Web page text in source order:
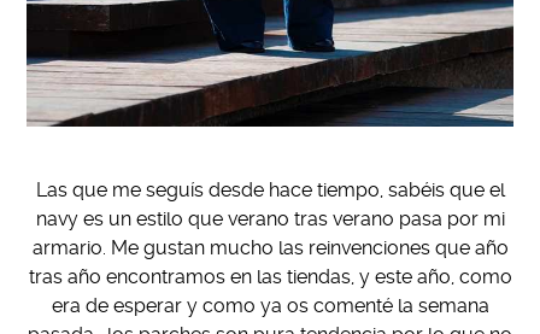
Las que me seguís desde hace tiempo, sabéis que el
navy es un estilo que verano tras verano pasa por mi
armario. Me gustan mucho las reinvenciones que año
tras año encontramos en las tiendas, y este año, como
era de esperar y como ya os comenté la semana